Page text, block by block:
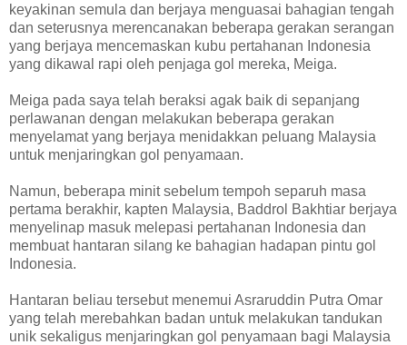
keyakinan semula dan berjaya menguasai bahagian tengah
dan seterusnya merencanakan beberapa gerakan serangan
yang berjaya mencemaskan kubu pertahanan Indonesia
yang dikawal rapi oleh penjaga gol mereka, Meiga.
Meiga pada saya telah beraksi agak baik di sepanjang
perlawanan dengan melakukan beberapa gerakan
menyelamat yang berjaya menidakkan peluang Malaysia
untuk menjaringkan gol penyamaan.
Namun, beberapa minit sebelum tempoh separuh masa
pertama berakhir, kapten Malaysia, Baddrol Bakhtiar berjaya
menyelinap masuk melepasi pertahanan Indonesia dan
membuat hantaran silang ke bahagian hadapan pintu gol
Indonesia.
Hantaran beliau tersebut menemui Asraruddin Putra Omar
yang telah merebahkan badan untuk melakukan tandukan
unik sekaligus menjaringkan gol penyamaan bagi Malaysia